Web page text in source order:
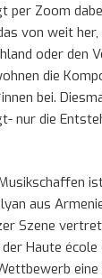
per Zoom
von weit her,
oder den
die
bei.
nur die
aus
Szene
Haute école